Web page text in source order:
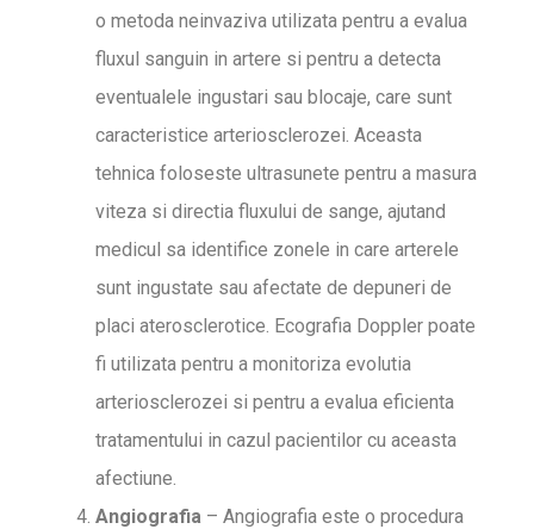
o metoda neinvaziva utilizata pentru a evalua
fluxul sanguin in artere si pentru a detecta
eventualele ingustari sau blocaje, care sunt
caracteristice arteriosclerozei. Aceasta
tehnica foloseste ultrasunete pentru a masura
viteza si directia fluxului de sange, ajutand
medicul sa identifice zonele in care arterele
sunt ingustate sau afectate de depuneri de
placi aterosclerotice. Ecografia Doppler poate
fi utilizata pentru a monitoriza evolutia
arteriosclerozei si pentru a evalua eficienta
tratamentului in cazul pacientilor cu aceasta
afectiune.
Angiografia – Angiografia este o procedura